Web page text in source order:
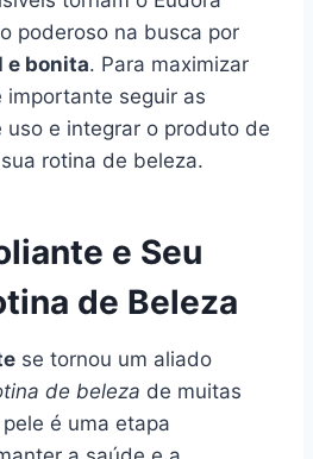
poderoso na busca por
e bonita. Para maximizar
importante seguir as
uso e integrar o produto de
rotina de beleza.
e Seu
de Beleza
se tornou um aliado
de beleza de muitas
é uma etapa